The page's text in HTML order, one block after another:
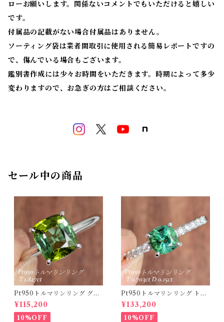
ローお願いします。関係ないコメントでもいただけると嬉しい
です。
付属品の記載がない場合付属品はありません。
ソーティング袋は業者間取引に使用される簡易レポートですの
で、傷んでいる場合もございます。
鑑別書作成には少々お時間をいただきます。時期によって多少
変わりますので、お急ぎの方はご相談ください。
セール中の商品
Pt950トルマリンリング グリ
ーントルマリン 1.827ct 【PR
O208635】
¥115,200
10%OFF
Pt950トルマリンリング トル
マリン 0.703ct ダイヤモンド
0.15ct【PRO208634】
¥133,200
10%OFF